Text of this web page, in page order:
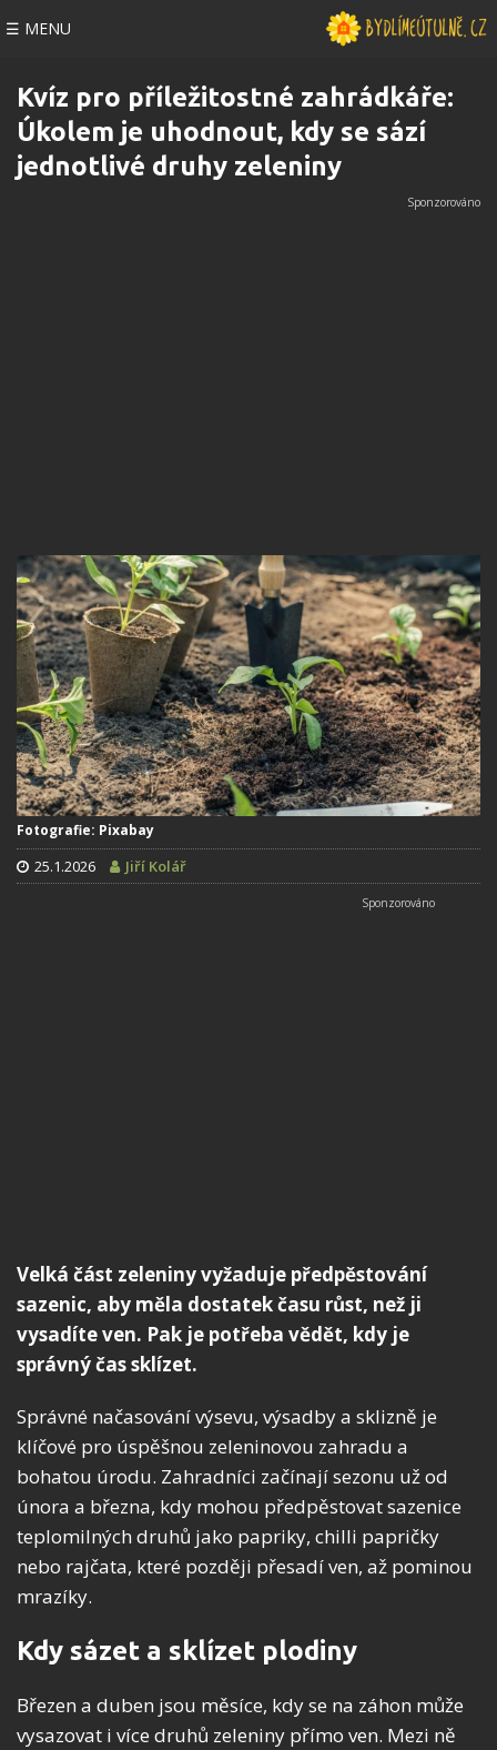
☰ MENU
Kvíz pro příležitostné zahrádkáře:
Úkolem je uhodnout, kdy se sází
jednotlivé druhy zeleniny
Fotografie: Pixabay
25.1.2026 Jiří Kolář
Velká část zeleniny vyžaduje předpěstování
sazenic, aby měla dostatek času růst, než ji
vysadíte ven. Pak je potřeba vědět, kdy je
správný čas sklízet.
Správné načasování výsevu, výsadby a sklizně je
klíčové pro úspěšnou zeleninovou zahradu a
bohatou úrodu. Zahradníci začínají sezonu už od
února a března, kdy mohou předpěstovat sazenice
teplomilných druhů jako papriky, chilli papričky
nebo rajčata, které později přesadí ven, až pominou
mrazíky.
Kdy sázet a sklízet plodiny
Březen a duben jsou měsíce, kdy se na záhon může
vysazovat i více druhů zeleniny přímo ven. Mezi ně